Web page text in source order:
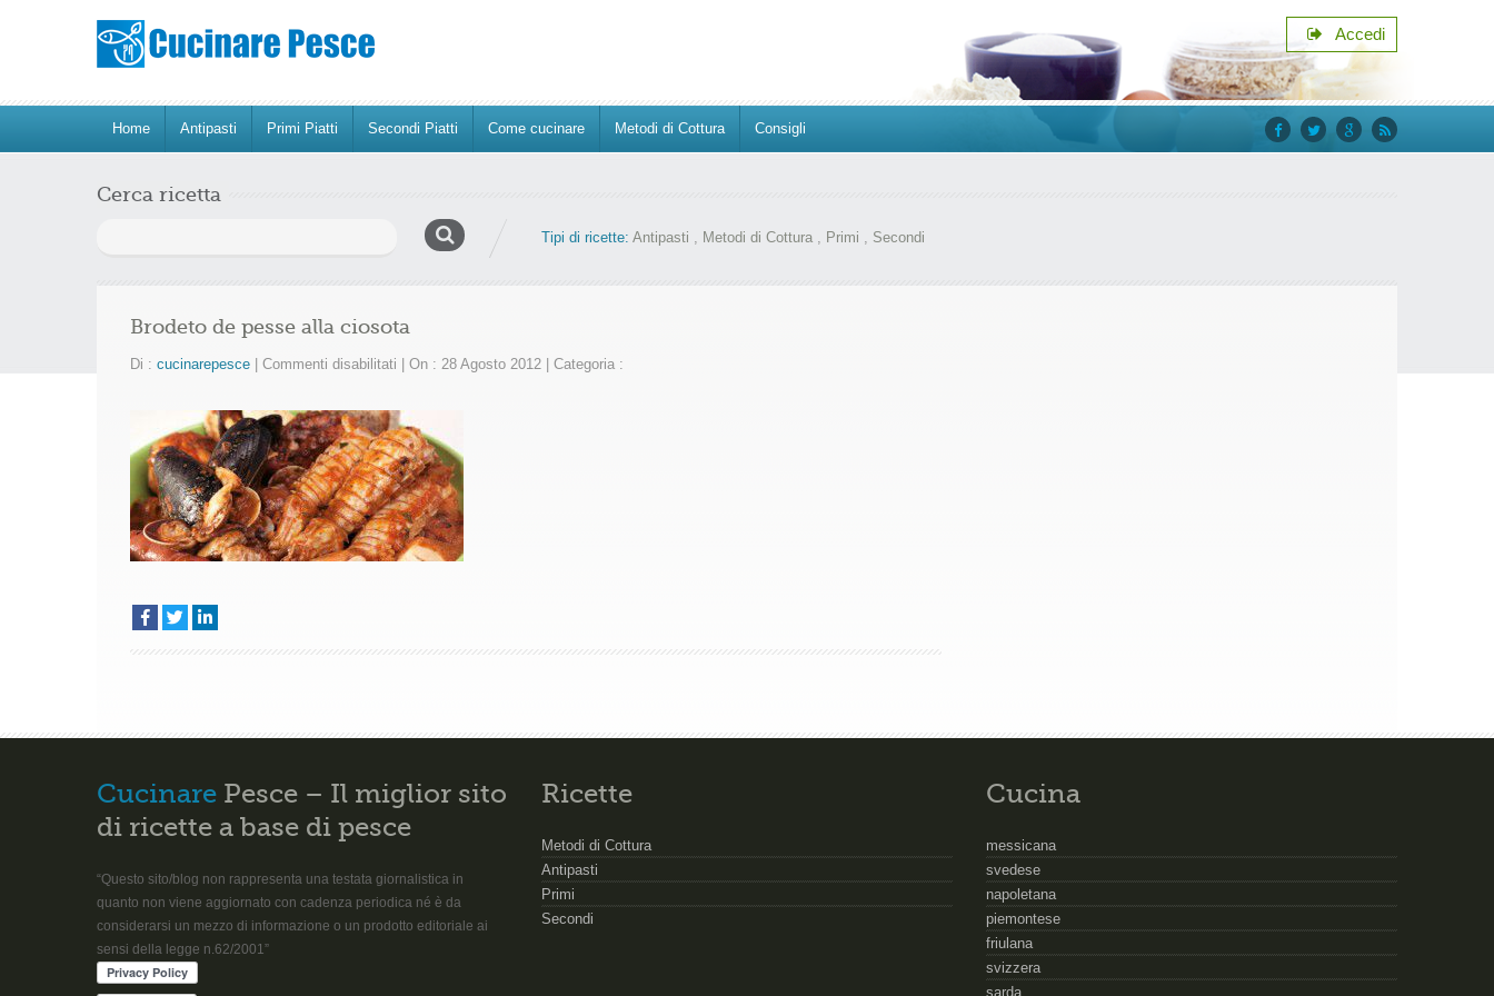
Accedi
Home Antipasti Primi Piatti Secondi Piatti Come cucinare Metodi di Cottura
Consigli
facebook
twittergoogle+
rss
Cerca ricetta
Tipi di ricette: Antipasti , Metodi di Cottura , Primi , Secondi
Brodeto de pesse alla ciosota
Di : cucinarepesce Commenti disabilitati su
de
pesse
alla
ciosota
On : 28 Agosto 2012 Categoria :
Cucinare Pesce – Il miglior sito
di ricette a base di pesce
“Questo sito/blog non rappresenta una testata giornalistica in
quanto non viene aggiornato con cadenza periodica né è da
considerarsi un mezzo di informazione o un prodotto editoriale ai
sensi della legge n.62/2001”
Ricette
Metodi di Cottura
Antipasti
Primi
Secondi
Cucina
messicana
svedese
napoletana
piemontese
friulana
svizzera
sarda